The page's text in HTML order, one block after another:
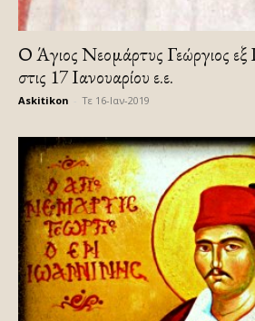
Ο Άγιος Νεομάρτυς Γεώργιος εξ
στις 17 Ιανουαρίου ε.ε.
Askitikon Τε 16-Ιαν-2019